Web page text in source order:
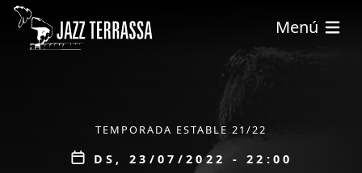
Vés al contingut
Menú
TEMPORADA ESTABLE 21/22
Data
DS, 23/07/2022 - 22:00